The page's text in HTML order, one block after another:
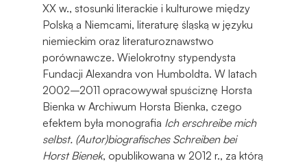
XX w., stosunki literackie i kulturowe między
Polską a Niemcami, literaturę śląską w języku
niemieckim oraz literaturoznawstwo
porównawcze. Wielokrotny stypendysta
Fundacji Alexandra von Humboldta. W latach
2002–2011 opracowywał spuściznę Horsta
Bienka w Archiwum Horsta Bienka, czego
efektem była monografia Ich erschreibe mich
selbst. (Autor)biografisches Schreiben bei
Horst Bienek, opublikowana w 2012 r., za którą